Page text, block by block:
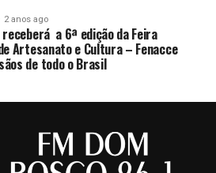
2 anos ago
a 6ª edição da Feira
Artesanato e Cultura – Fenacce
de todo o Brasil